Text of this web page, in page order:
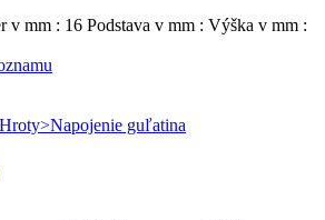
v mm : 16 Podstava v mm : Výška v mm :